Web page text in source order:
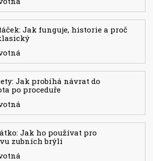
Jak funguje, historie a proč
Jak probíhá návrat do
po proceduře
Jak ho používat pro
zubních brýlí